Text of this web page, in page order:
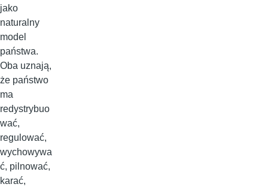
jako
naturalny
model
państwa.
Oba uznają,
że państwo
ma
redystrybuo
wać,
regulować,
wychowywa
ć, pilnować,
karać,